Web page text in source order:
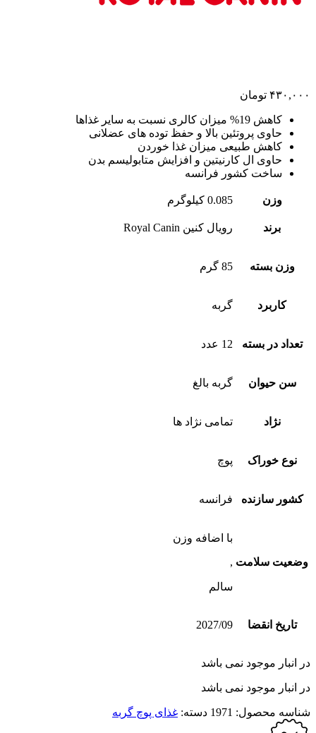
۴۳۰,۰۰۰ تومان
کاهش 19% میزان کالری نسبت به سایر غذاها
حاوی پروتئین بالا و حفظ توده های عضلانی
کاهش طبیعی میزان غذا خوردن
حاوی ال کارنیتین و افزایش متابولیسم بدن
ساخت کشور فرانسه
وزن 0.085 کیلوگرم
برند رویال کنین Royal Canin
وزن بسته 85 گرم
کاربرد گربه
تعداد در بسته 12 عدد
سن حیوان گربه بالغ
نژاد تمامی نژاد ها
نوع خوراک پوچ
کشور سازنده فرانسه
وضعیت سلامت
با اضافه وزن
,
سالم
تاریخ انقضا 2027/09
در انبار موجود نمی باشد
در انبار موجود نمی باشد
شناسه محصول: 1971 دسته: غذای پوچ گربه